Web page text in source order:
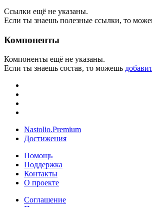
Ссылки ещё не указаны.
Если ты знаешь полезные ссылки, то
Компоненты
Компоненты ещё не указаны.
Если ты знаешь состав, то можешь
Nastolio.Premium
Достижения
Помощь
Поддержка
Контакты
О проекте
Соглашение